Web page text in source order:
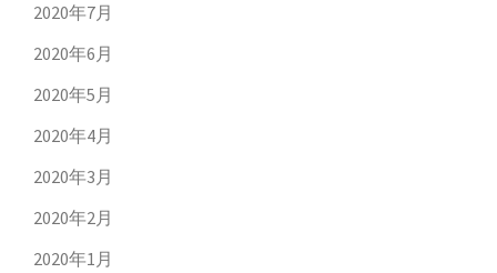
2020年7月
2020年6月
2020年5月
2020年4月
2020年3月
2020年2月
2020年1月